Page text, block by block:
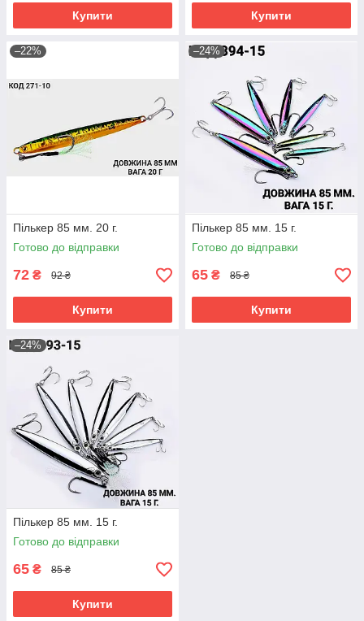
Купити Купити
–22%
Пількер 85 мм. 20 г.
Готово до відправки
72 ₴ 92 ₴
Купити
–24%
Пількер 85 мм. 15 г.
Готово до відправки
65 ₴ 85 ₴
Купити
–24%
Пількер 85 мм. 15 г.
Готово до відправки
65 ₴ 85 ₴
Купити